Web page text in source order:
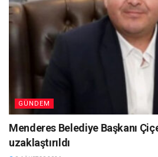
GÜNDEM
Menderes Belediye Başkanı
uzaklaştırıldı